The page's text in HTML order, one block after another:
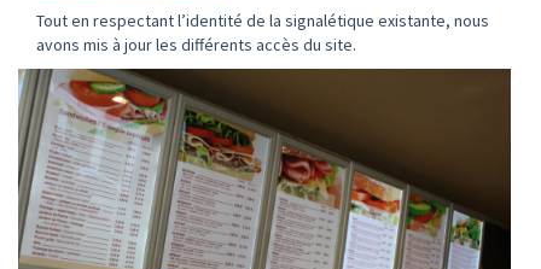
Tout en respectant l’identité de la signalétique existante, nous
avons mis à jour les différents accès du site.